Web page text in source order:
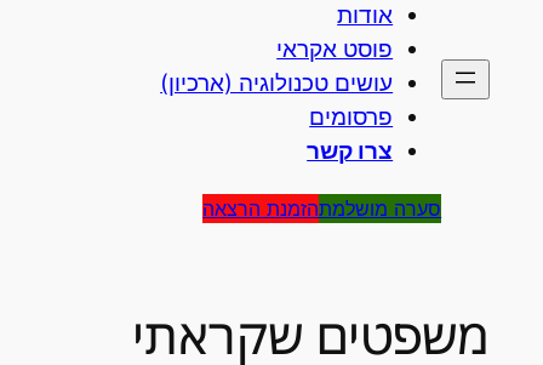
אודות
פוסט אקראי
עושים טכנולוגיה (ארכיון)
פרסומים
צרו קשר
סערה מושלמתהזמנת הרצאה
משפטים שקראתי